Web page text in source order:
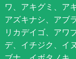
ワ、アキグミ、ア
アズキナシ、アブ
リカデイゴ、アワ
デ、イチジク、イ